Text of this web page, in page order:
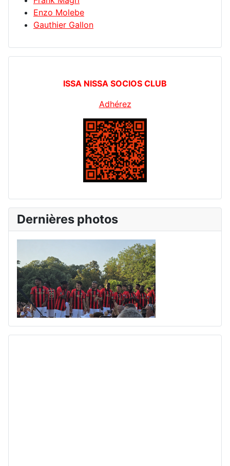
Enzo Molebe
Gauthier Gallon
ISSA NISSA SOCIOS CLUB
Adhérez
Dernières photos